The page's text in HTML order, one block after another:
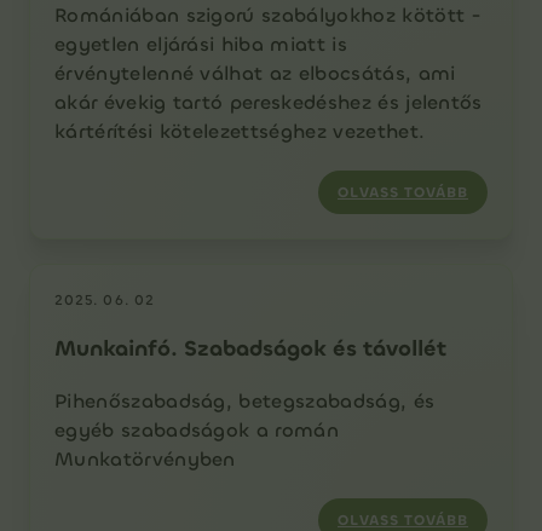
Romániában szigorú szabályokhoz kötött -
egyetlen eljárási hiba miatt is
érvénytelenné válhat az elbocsátás, ami
akár évekig tartó pereskedéshez és jelentős
kártérítési kötelezettséghez vezethet.
OLVASS TOVÁBB
2025. 06. 02
Munkainfó. Szabadságok és távollét
Pihenőszabadság, betegszabadság, és
egyéb szabadságok a román
Munkatörvényben
OLVASS TOVÁBB